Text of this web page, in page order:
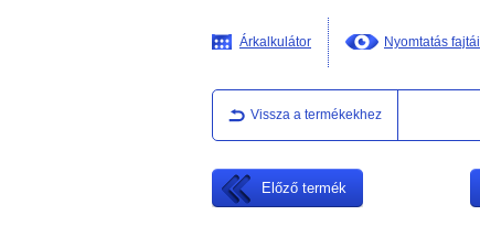
Árkalkulátor Nyomtatás fajtái
Vissza a termékekhez
Előző termék